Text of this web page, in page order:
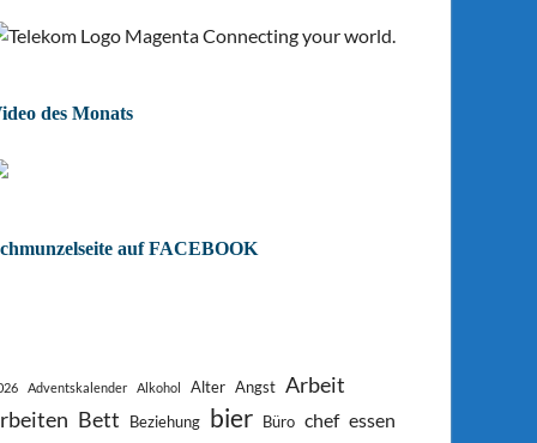
des Monats
auf FACEBOOK
Adventskalender Alkohol Alter Angst Arbeit
Bett Beziehung bier Büro chef essen